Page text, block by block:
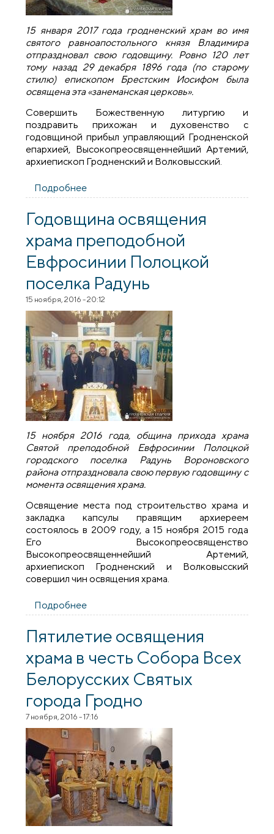
15 января 2017 года гродненский храм во имя
святого равноапостольного князя Владимира
отпраздновал свою годовщину. Ровно 120 лет
тому назад 29 декабря 1896 года (по старому
стилю) епископом Брестским Иосифом была
освящена эта «занеманская церковь».
Совершить Божественную литургию и
поздравить прихожан и духовенство с
годовщиной прибыл управляющий Гродненской
епархией, Высокопреосвященнейший Артемий,
архиепископ Гродненский и Волковысский.
Подробнее
исполнилось 120 лет
Годовщина освящения
храма преподобной
Евфросинии Полоцкой
поселка Радунь
15 ноября, 2016 - 20:12
15 ноября 2016 года, община прихода храма
Святой преподобной Евфросинии Полоцкой
городского поселка Радунь Вороновского
района отпраздновала свою первую годовщину с
момента освящения храма.
Освящение места под строительство храма и
закладка капсулы правящим архиереем
состоялось в 2009 году, а 15 ноября 2015 года
Его Высокопреосвященство
Высокопреосвященнейший Артемий,
архиепископ Гродненский и Волковысский
совершил чин освящения храма.
Подробнее
преподобной Евфросинии Полоцкой
Пятилетие освящения
храма в честь Собора Всех
Белорусских Святых
города Гродно
7 ноября, 2016 - 17:16